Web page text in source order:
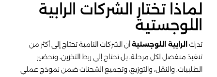
لماذا تختار الشركات الرابية
اللوجستية
تدرك الرابية اللوجستيةأن الشركات النامية تحتاج إلى أكثر من
تنفيذ منفصل لكل مرحلة، بل تحتاج إلى ربط التخزين، وتحضير
الطلبيات، والنقل، والتوزيع، وتجميع الشحنات ضمن نموذج عملي